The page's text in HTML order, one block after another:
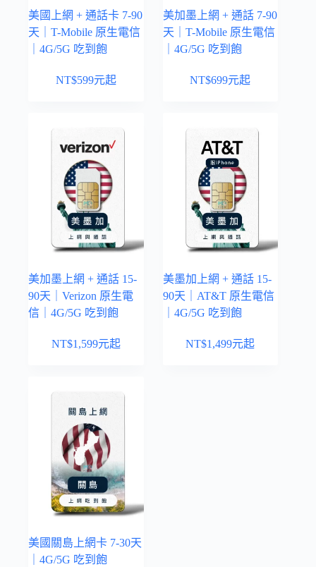
美國上網 + 通話卡 7-90
天｜T-Mobile 原生電信
｜4G/5G 吃到飽
NT$599元起
美加墨上網 + 通話 7-90
天｜T-Mobile 原生電信
｜4G/5G 吃到飽
NT$699元起
美加墨上網 + 通話 15-
90天｜Verizon 原生電
信｜4G/5G 吃到飽
NT$1,599元起
美墨加上網 + 通話 15-
90天｜AT&T 原生電信
｜4G/5G 吃到飽
NT$1,499元起
美國關島上網卡 7-30天
｜4G/5G 吃到飽